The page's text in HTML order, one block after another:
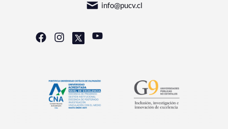
info@pucv.cl